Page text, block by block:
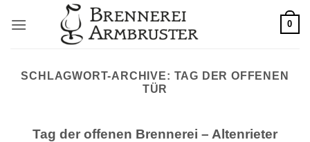
Inhalt
0
SCHLAGWORT-ARCHIVE: TAG DER OFFENEN
TÜR
Tag der offenen Brennerei – Altenrieter